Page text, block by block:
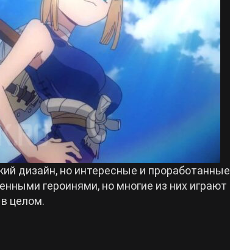
дизайн, но интересные и проработанные
героинями, но многие из них играют
целом.